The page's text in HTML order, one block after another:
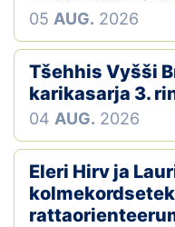
05 AUG. 2026
Tšehhis Vyšši
karikasarja 3.
04 AUG. 2026
Eleri Hirv ja